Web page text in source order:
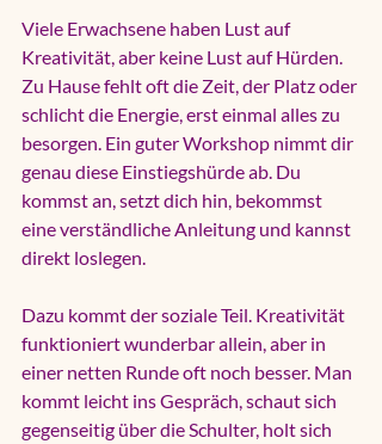
Viele Erwachsene haben Lust auf
Kreativität, aber keine Lust auf Hürden.
Zu Hause fehlt oft die Zeit, der Platz oder
schlicht die Energie, erst einmal alles zu
besorgen. Ein guter Workshop nimmt dir
genau diese Einstiegshürde ab. Du
kommst an, setzt dich hin, bekommst
eine verständliche Anleitung und kannst
direkt loslegen.
Dazu kommt der soziale Teil. Kreativität
funktioniert wunderbar allein, aber in
einer netten Runde oft noch besser. Man
kommt leicht ins Gespräch, schaut sich
gegenseitig über die Schulter, holt sich